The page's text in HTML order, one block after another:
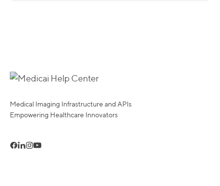
Medical Imaging Infrastructure and APIs
Empowering Healthcare Innovators